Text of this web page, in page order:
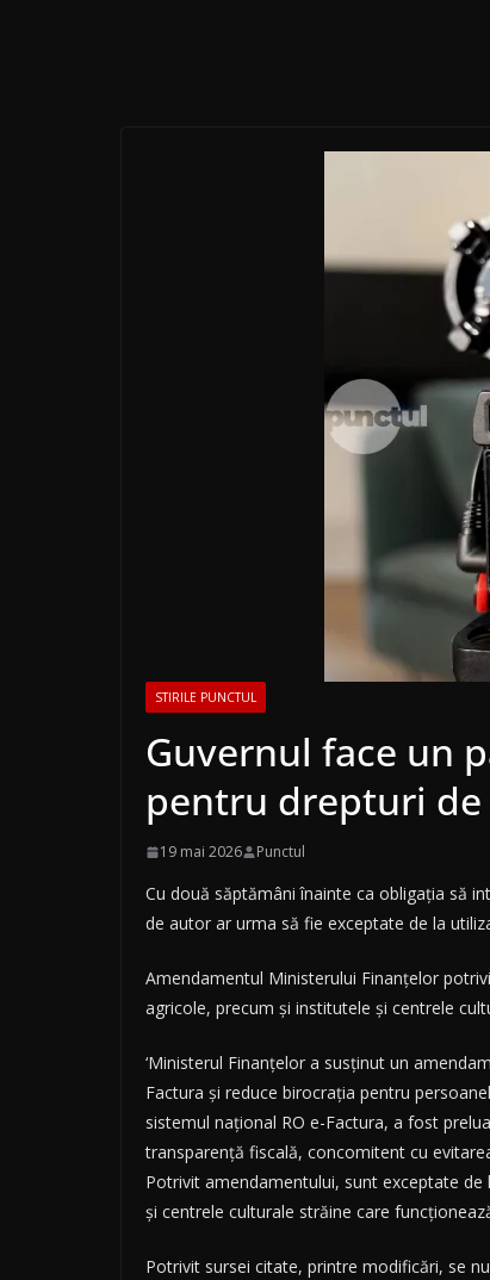
STIRILE PUNCTUL
Guvernul face un
pentru drepturi
19 mai 2026 Punctul
Cu două săptămâni înainte ca obligația să
de autor ar urma să fie exceptate de la
Amendamentul Ministerului Finanțelor
agricole, precum și institutele și centrele
‘Ministerul Finanțelor a susținut un
Factura și reduce birocrația pentru
sistemul național RO e-Factura, a fost
transparență fiscală, concomitent cu
Potrivit amendamentului, sunt exceptate
și centrele culturale străine care
Potrivit sursei citate, printre modificări, se